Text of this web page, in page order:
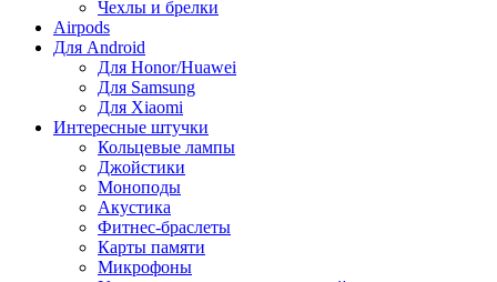
Чехлы и брелки
Airpods
Для Android
Для Honor/Huawei
Для Samsung
Для Xiaomi
Интересные штучки
Кольцевые лампы
Джойстики
Моноподы
Акустика
Фитнес-браслеты
Карты памяти
Микрофоны